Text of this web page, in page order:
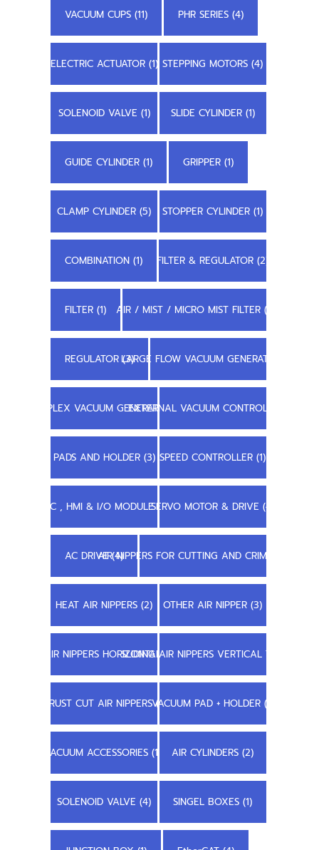
VACUUM CUPS (11) PHR SERIES (4)
ELECTRIC ACTUATOR (1) STEPPING MOTORS (4)
SOLENOID VALVE (1) SLIDE CYLINDER (1)
GUIDE CYLINDER (1) GRIPPER (1)
CLAMP CYLINDER (5) STOPPER CYLINDER (1)
COMBINATION (1) FILTER & REGULATOR (2)
FILTER (1) AIR / MIST / MICRO MIST FILTER (1)
REGULATOR (3)LARGE FLOW VACUUM GENERATOR (3)
COMPLEX VACUUM GENERATOR (1)EXTERNAL VACUUM CONTROLLER (1)
PADS AND HOLDER (3) SPEED CONTROLLER (1)
PLC , HMI & I/O MODULE (6)SERVO MOTOR & DRIVE (4)
AC DRIVE (4)AIR NIPPERS FOR CUTTING AND CRIMPING (23)
HEAT AIR NIPPERS (2) OTHER AIR NIPPER (3)
SLIDING AIR NIPPERS HORIZONTAL TYPE (7)SLIDING AIR NIPPERS VERTICAL TYPE (8)
TRUST CUT AIR NIPPERS (1)VACUUM PAD + HOLDER (1)
VACUUM ACCESSORIES (11) AIR CYLINDERS (2)
SOLENOID VALVE (4) SINGEL BOXES (1)